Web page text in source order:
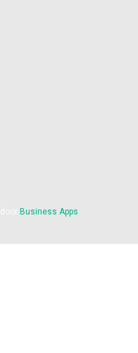
Business Apps